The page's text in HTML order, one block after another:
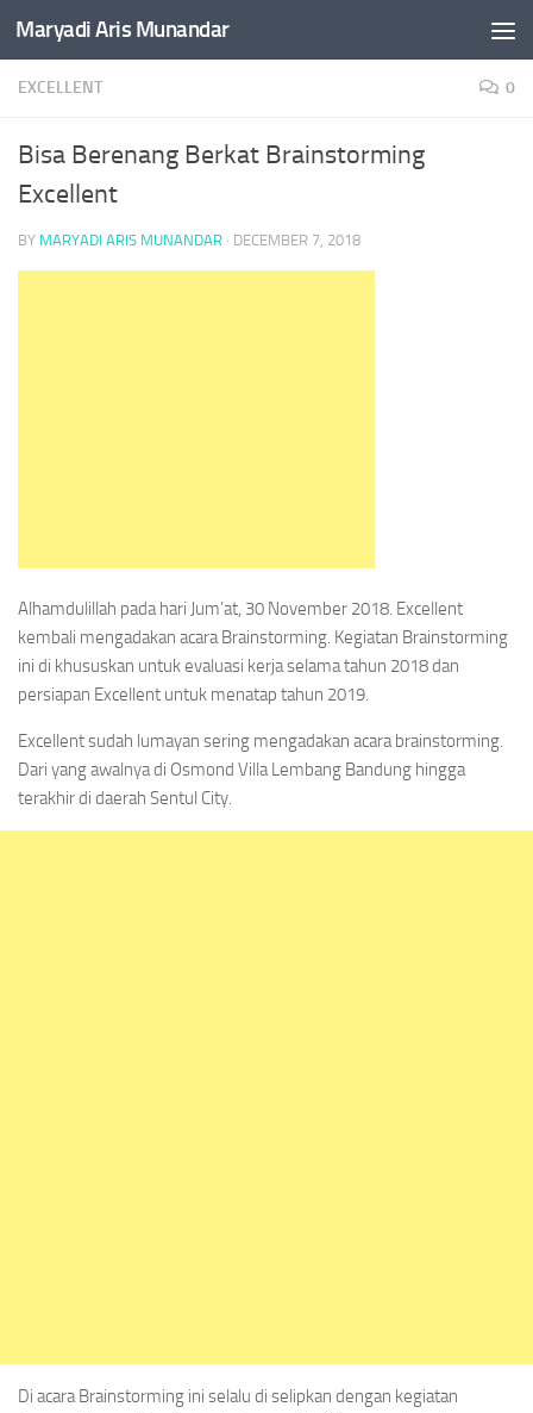
Skip to content
Maryadi Aris Munandar
EXCELLENT 0
Bisa Berenang Berkat Brainstorming
Excellent
BY MARYADI ARIS MUNANDAR · DECEMBER 7, 2018
Alhamdulillah pada hari Jum’at, 30 November 2018. Excellent
kembali mengadakan acara Brainstorming. Kegiatan Brainstorming
ini di khususkan untuk evaluasi kerja selama tahun 2018 dan
persiapan Excellent untuk menatap tahun 2019.
Excellent sudah lumayan sering mengadakan acara brainstorming.
Dari yang awalnya di Osmond Villa Lembang Bandung hingga
terakhir di daerah Sentul City.
Di acara Brainstorming ini selalu di selipkan dengan kegiatan